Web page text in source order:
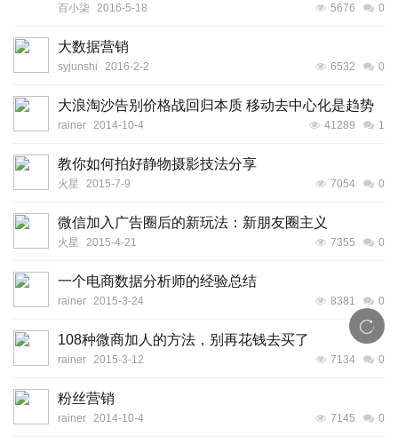
百小柒 2016-5-18 5676 0
大数据营销
syjunshi 2016-2-2 6532 0
大浪淘沙告别价格战回归本质 移动去中心化是趋势
rainer 2014-10-4 41289 1
教你如何拍好静物摄影技法分享
火星 2015-7-9 7054 0
微信加入广告圈后的新玩法：新朋友圈主义
火星 2015-4-21 7355 0
一个电商数据分析师的经验总结
rainer 2015-3-24 8381 0
108种微商加人的方法，别再花钱去买了
rainer 2015-3-12 7134 0
粉丝营销
rainer 2014-10-4 7145 0